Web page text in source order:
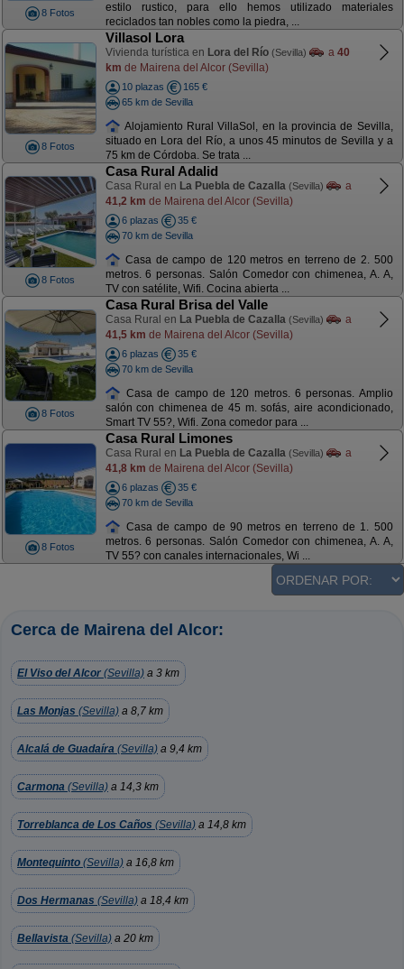
8 Fotos
estilo rustico, para ello hemos utilizado materiales
reciclados tan nobles como la piedra, ...
8 Fotos
Villasol Lora
Vivienda turística en Lora del Río (Sevilla) a 40
km de Mairena del Alcor (Sevilla)
10 plazas
165 €
65 km de Sevilla
Alojamiento Rural VillaSol, en la provincia de Sevilla,
situado en Lora del Río, a unos 45 minutos de Sevilla y a
75 km de Córdoba. Se trata ...
8 Fotos
Casa Rural Adalid
Casa Rural en La Puebla de Cazalla (Sevilla)
a
41,2 km de Mairena del Alcor (Sevilla)
6 plazas
35 €
70 km de Sevilla
Casa de campo de 120 metros en terreno de 2. 500
metros. 6 personas. Salón Comedor con chimenea, A. A,
TV con satélite, Wifi. Cocina abierta ...
8 Fotos
Casa Rural Brisa del Valle
Casa Rural en La Puebla de Cazalla (Sevilla)
a
41,5 km de Mairena del Alcor (Sevilla)
6 plazas
35 €
70 km de Sevilla
Casa de campo de 120 metros. 6 personas. Amplio
salón con chimenea de 45 m. sofás, aire acondicionado,
Smart TV 55?, Wifi. Zona comedor para ...
8 Fotos
Casa Rural Limones
Casa Rural en La Puebla de Cazalla (Sevilla)
a
41,8 km de Mairena del Alcor (Sevilla)
6 plazas
35 €
70 km de Sevilla
Casa de campo de 90 metros en terreno de 1. 500
metros. 6 personas. Salón Comedor con chimenea, A. A,
TV 55? con canales internacionales, Wi ...
Cerca de Mairena del Alcor:
El Viso del Alcor (Sevilla) a 3 km
Las Monjas (Sevilla) a 8,7 km
Alcalá de Guadaíra (Sevilla) a 9,4 km
Carmona (Sevilla) a 14,3 km
Torreblanca de Los Caños (Sevilla) a 14,8 km
Montequinto (Sevilla) a 16,8 km
Dos Hermanas (Sevilla) a 18,4 km
Bellavista (Sevilla) a 20 km